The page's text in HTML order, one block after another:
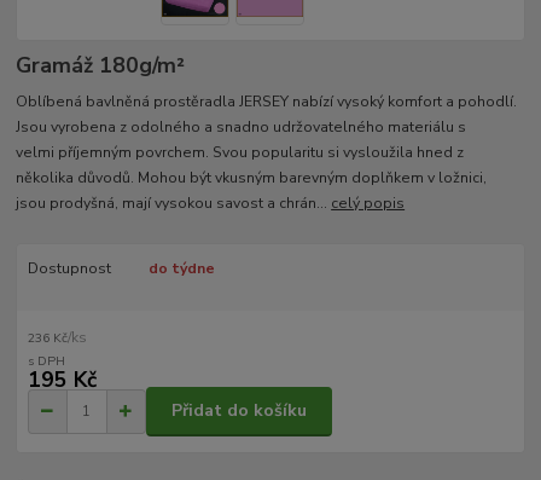
Gramáž 180g/m²­
Oblíbená bavlněná prostěradla JERSEY nabízí vysoký komfort a pohodlí.
Jsou vyrobena z odolného a snadno udržovatelného materiálu s
velmi příjemným povrchem. Svou popularitu si vysloužila hned z
několika důvodů. Mohou být vkusným barevným doplňkem v ložnici,
jsou prodyšná, mají vysokou savost a chrán... celý popis
Dostupnost do týdne
236 Kč/ks
195 Kč
Přidat do košíku